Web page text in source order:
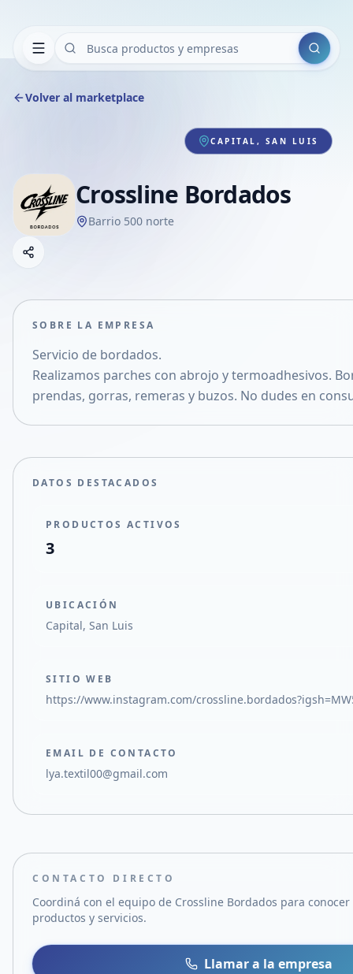
Buscar
Volver al marketplace
CAPITAL, SAN LUIS
Crossline Bordados
Barrio 500 norte
Compartir empresa
Compartir en X
SOBRE LA EMPRESA
Servicio de bordados.
Realizamos parches con abrojo y termoadhesivos.
prendas, gorras, remeras y buzos. No dudes en
DATOS DESTACADOS
PRODUCTOS ACTIVOS
3
UBICACIÓN
Capital, San Luis
SITIO WEB
https://www.instagram.com/
EMAIL DE CONTACTO
lya.textil00@gmail.com
CONTACTO DIRECTO
Coordiná con el equipo de Crossline Bordados para
productos y servicios.
Llamar a la empresa